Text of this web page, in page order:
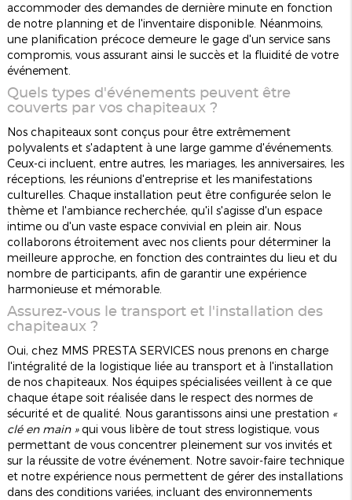
accommoder des demandes de dernière minute en fonction
de notre planning et de l'inventaire disponible. Néanmoins,
une planification précoce demeure le gage d'un service sans
compromis, vous assurant ainsi le succès et la fluidité de votre
événement.
Quels types d'événements peuvent être
couverts par vos chapiteaux ?
Nos chapiteaux sont conçus pour être extrêmement
polyvalents et s'adaptent à une large gamme d'événements.
Ceux-ci incluent, entre autres, les mariages, les anniversaires, les
réceptions, les réunions d'entreprise et les manifestations
culturelles. Chaque installation peut être configurée selon le
thème et l'ambiance recherchée, qu'il s'agisse d'un espace
intime ou d'un vaste espace convivial en plein air. Nous
collaborons étroitement avec nos clients pour déterminer la
meilleure approche, en fonction des contraintes du lieu et du
nombre de participants, afin de garantir une expérience
harmonieuse et mémorable.
Assurez-vous le transport et l'installation des
chapiteaux ?
Oui, chez MMS PRESTA SERVICES nous prenons en charge
l'intégralité de la logistique liée au transport et à l'installation
de nos chapiteaux. Nos équipes spécialisées veillent à ce que
chaque étape soit réalisée dans le respect des normes de
sécurité et de qualité. Nous garantissons ainsi une prestation «
clé en main »qui vous libère de tout stress logistique, vous
permettant de vous concentrer pleinement sur vos invités et
sur la réussite de votre événement. Notre savoir-faire technique
et notre expérience nous permettent de gérer des installations
dans des conditions variées, incluant des environnements